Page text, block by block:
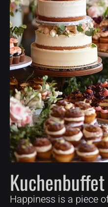
Kuchenbuffet
Happiness is a piece